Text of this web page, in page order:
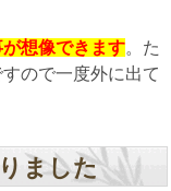
想像できます。た
ので一度外に出て
ました